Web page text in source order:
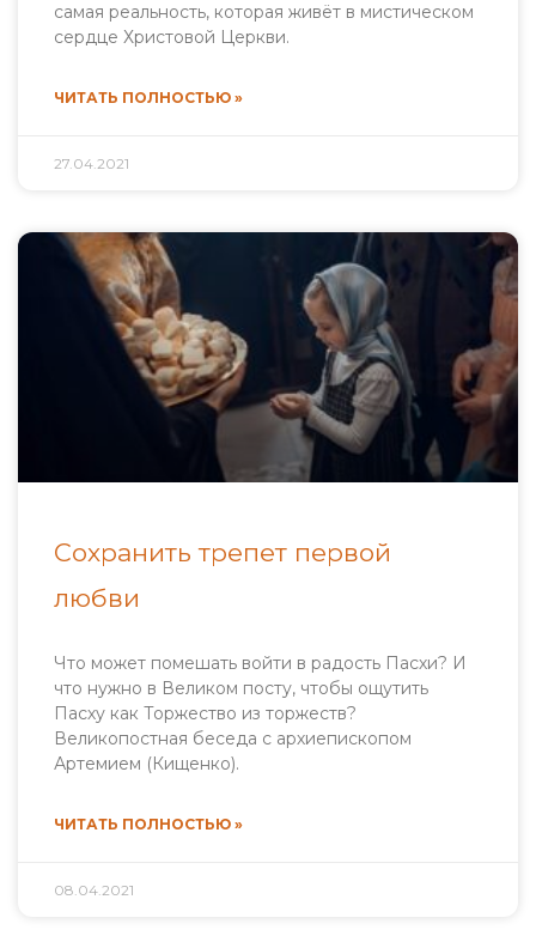
самая реальность, которая живёт в мистическом
сердце Христовой Церкви.
ЧИТАТЬ ПОЛНОСТЬЮ »
27.04.2021
Сохранить трепет первой
любви
Что может помешать войти в радость Пасхи? И
что нужно в Великом посту, чтобы ощутить
Пасху как Торжество из торжеств?
Великопостная беседа с архиепископом
Артемием (Кищенко).
ЧИТАТЬ ПОЛНОСТЬЮ »
08.04.2021